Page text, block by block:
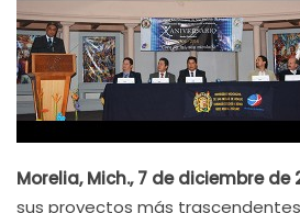
Morelia, Mich., 7 de diciembre de
sus proyectos más